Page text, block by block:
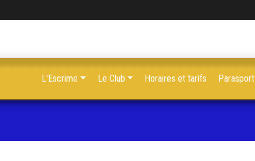
L'Escrime Le Club Horaires et tarifs Parasport